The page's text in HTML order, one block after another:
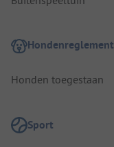
Hondenreglement
Honden toegestaan
Sport